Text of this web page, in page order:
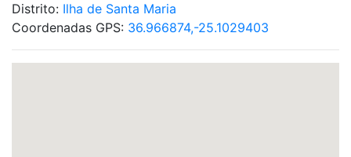
Distrito: Ilha de Santa Maria
Coordenadas GPS: 36.966874,-25.1029403